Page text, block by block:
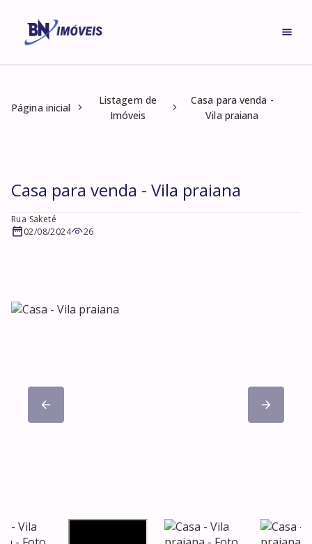
Página inicial
Listagem de
Imóveis
Casa para venda -
Vila praiana
Casa para venda - Vila praiana
Rua Saketé
02/08/2024
26